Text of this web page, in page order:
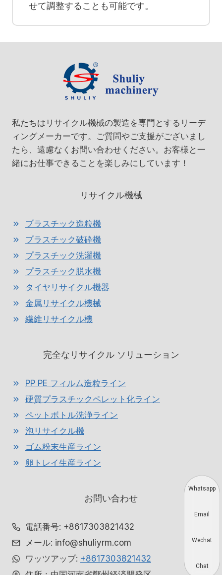
せて調整することも可能です。
私たちはリサイクル機械の製造を専門とするリーデ
ィングメーカーです。ご質問やご支援がございまし
たら、遠慮なくお問い合わせください。お客様と一
緒にお仕事できることを楽しみにしています！
リサイクル機械
プラスチック造粒機
プラスチック破砕機
プラスチック洗濯機
プラスチック脱水機
タイヤリサイクル機器
金属リサイクル機械
繊維リサイクル機
完全なリサイクル ソリューション
PP PE フィルム造粒ライン
硬質プラスチックペレット化ライン
ペットボトル洗浄ライン
泡リサイクル機
ゴム粉末生産ライン
卵トレイ生産ライン
お問い合わせ
電話番号: +8617303821432
メール: info@shuliyrm.com
ワッツアップ: +8617303821432
Whatsapp
Email
Wechat
Chat